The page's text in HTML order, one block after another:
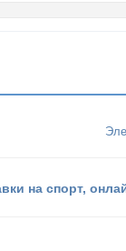
на спорт,